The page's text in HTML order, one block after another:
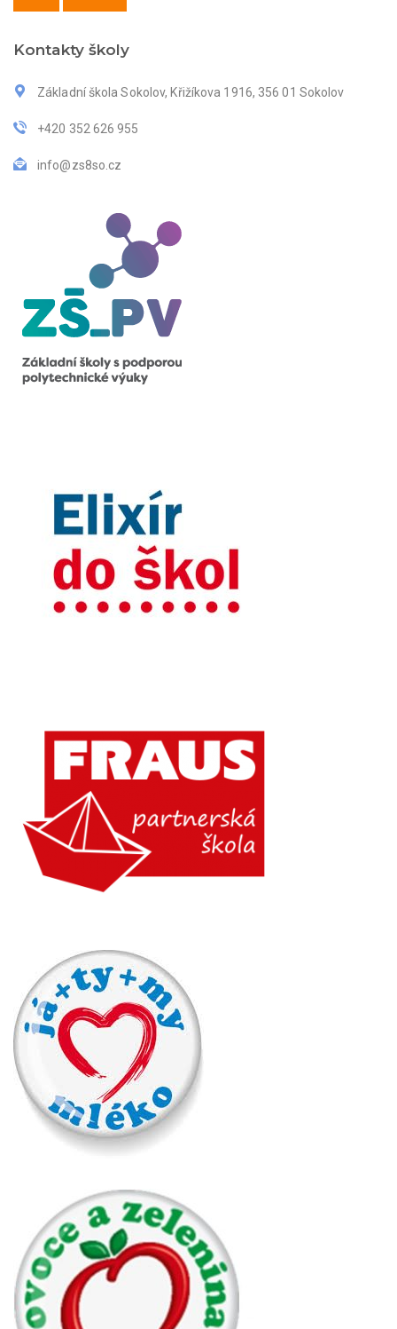
Kontakty školy
Základní škola Sokolov, Křižíkova 1916, 356 01 Sokolov
+420 352 626 955
info@zs8so.cz